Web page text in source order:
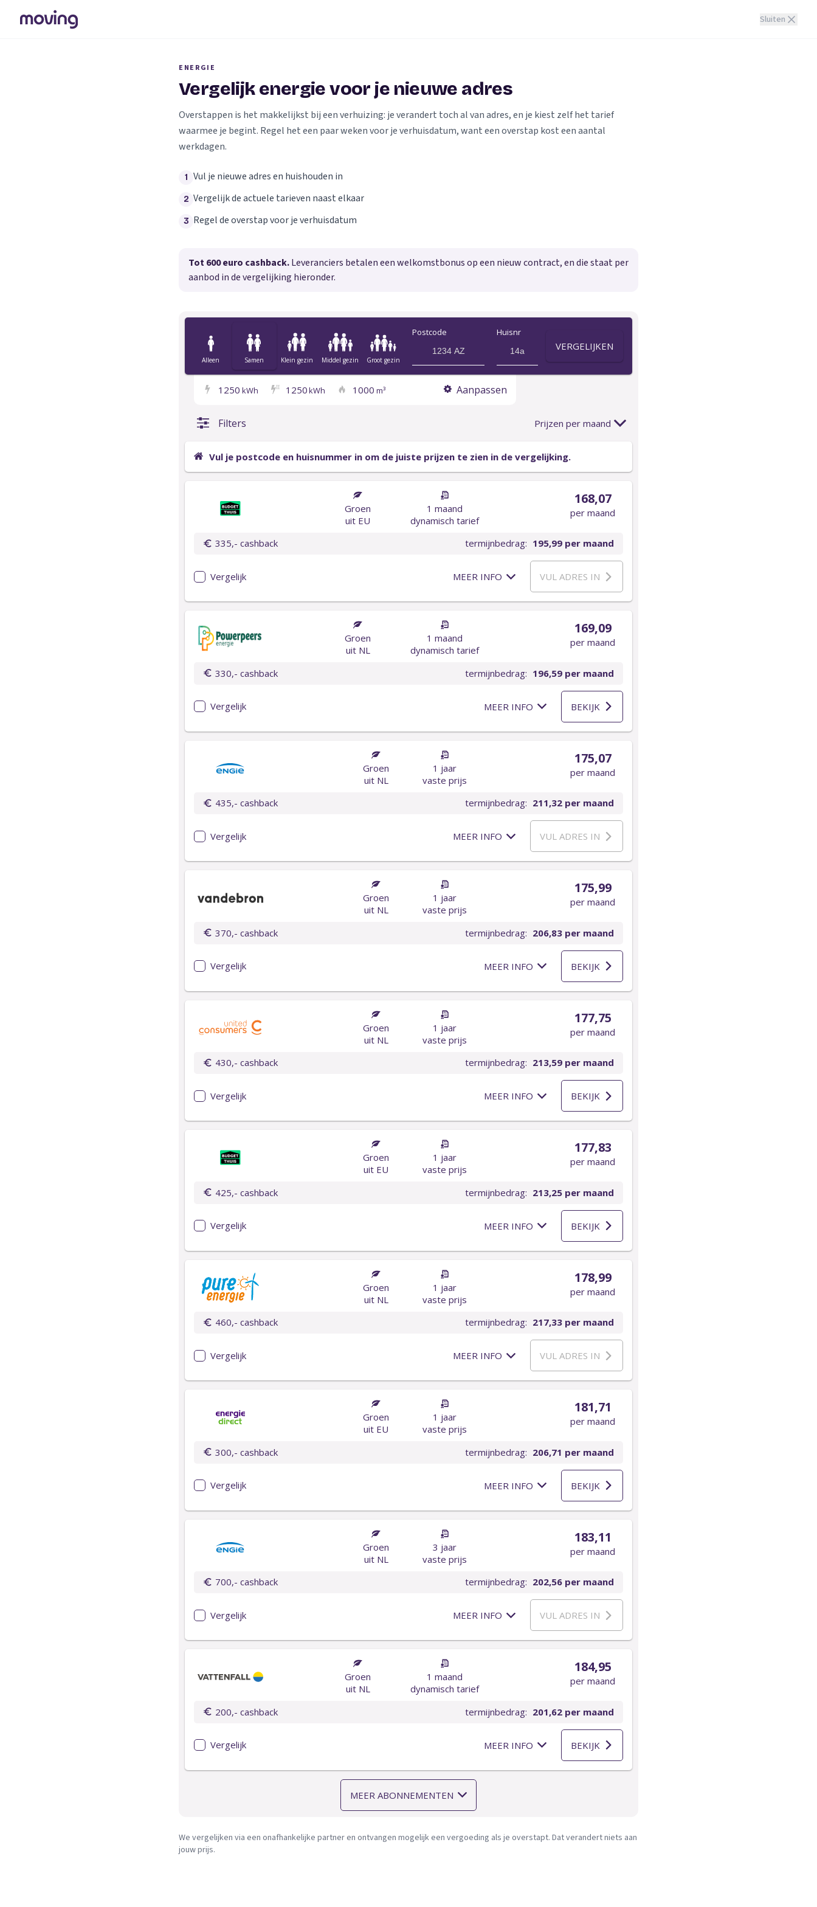
Sluiten
ENERGIE
Vergelijk energie voor je nieuwe adres
Overstappen is het makkelijkst bij een verhuizing: je verandert toch al van adres, en je kiest zelf het tarief
waarmee je begint. Regel het een paar weken voor je verhuisdatum, want een overstap kost een aantal
werkdagen.
1 Vul je nieuwe adres en huishouden in
2 Vergelijk de actuele tarieven naast elkaar
3 Regel de overstap voor je verhuisdatum
Tot 600 euro cashback.Leveranciers betalen een welkomstbonus op een nieuw contract, en die staat per
aanbod in de vergelijking hieronder.
We vergelijken via een onafhankelijke partner en ontvangen mogelijk een vergoeding als je overstapt. Dat verandert niets aan
jouw prijs.